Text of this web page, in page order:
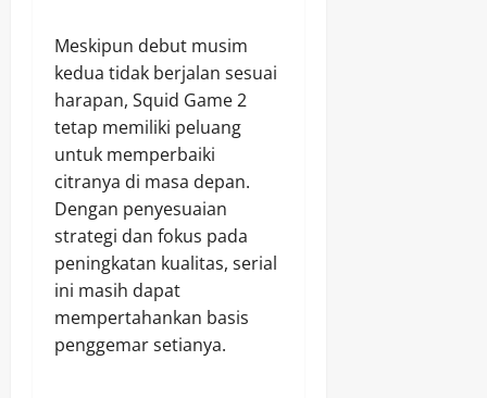
Meskipun debut musim
kedua tidak berjalan sesuai
harapan, Squid Game 2
tetap memiliki peluang
untuk memperbaiki
citranya di masa depan.
Dengan penyesuaian
strategi dan fokus pada
peningkatan kualitas, serial
ini masih dapat
mempertahankan basis
penggemar setianya.